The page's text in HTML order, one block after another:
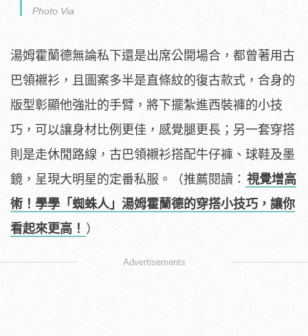
Photo Via
湯姆霍蘭德無論私下還是出席公開場合，都曾著用古
巴領襯衫，且圖案多半是直條紋的復古款式，合身的
版型彰顯他強壯的手臂，將下擺紮進西裝褲的小技
巧，可以讓身材比例更佳，感覺腿更長；另一套穿搭
則是走休閒路線，古巴領襯衫搭配牛仔褲、球鞋及墨
鏡，呈現大明星的定番私服。（推薦閱讀： 視覺增高
術！學學「蜘蛛人」湯姆霍蘭德的穿搭小技巧，讓你
看起來更高！ ）
Advertisements